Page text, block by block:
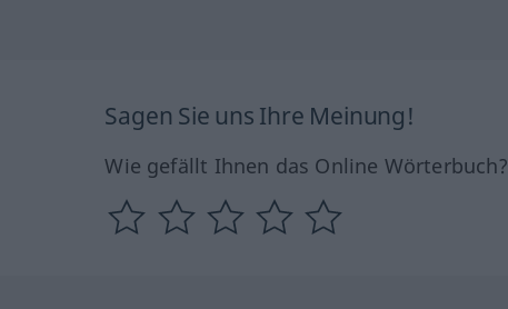
Sagen Sie uns Ihre Meinung!
Wie gefällt Ihnen das Online Wörterbuch?